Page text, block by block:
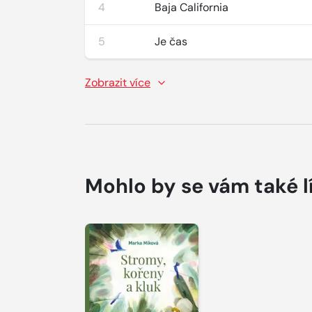
4 Baja California
5 Je čas
Zobrazit více
Mohlo by se vám také